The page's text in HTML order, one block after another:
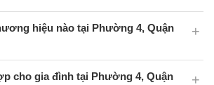
hiệu nào tại Phường 4, Quận
cho gia đình tại Phường 4, Quận